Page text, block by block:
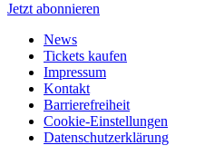
Jetzt abonnieren
News
Tickets kaufen
Impressum
Kontakt
Barrierefreiheit
Cookie-Einstellungen
Datenschutzerklärung